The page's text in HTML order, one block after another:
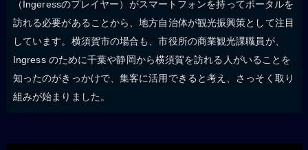
（Ingeressのプレイヤー）がスマートフォンを持ってポータルを
訪れる必要があることから、地方自治体が観光振興策として注目
しています。横須賀市の場合も、市役所の商業観光課職員が、
Ingress のために千葉や静岡から横須賀を訪れる人がいることを
知ったのがきっかけで、集客に活用できると考え、さっそく取り
組みが始まりました。